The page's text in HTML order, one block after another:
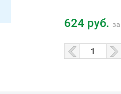
624 руб.